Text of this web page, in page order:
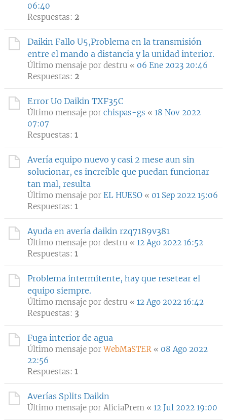
06:40
Respuestas: 2
Daikin Fallo U5,Problema en la transmisión
entre el mando a distancia y la unidad interior.
Último mensaje por destru « 06 Ene 2023 20:46
Respuestas: 2
Error U0 Daikin TXF35C
Último mensaje por chispas-gs « 18 Nov 2022
07:07
Respuestas: 1
Avería equipo nuevo y casi 2 mese aun sin
solucionar, es increíble que puedan funcionar
tan mal, resulta
Último mensaje por EL HUESO « 01 Sep 2022 15:06
Respuestas: 1
Ayuda en avería daikin rzq7189v381
Último mensaje por destru « 12 Ago 2022 16:52
Respuestas: 1
Problema intermitente, hay que resetear el
equipo siempre.
Último mensaje por destru « 12 Ago 2022 16:42
Respuestas: 3
Fuga interior de agua
Último mensaje porWebMaSTER « 08 Ago 2022
22:56
Respuestas: 1
Averías Splits Daikin
Último mensaje por AliciaPrem « 12 Jul 2022 19:00